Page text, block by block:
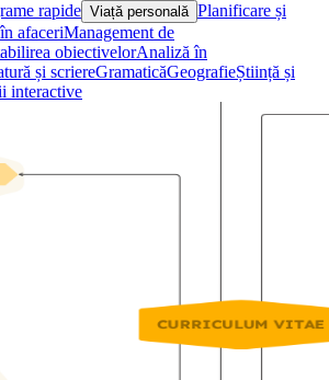
rapide Viață personală Planificare și
afaceriManagement de
obiectivelorAnaliză în
și scriereGramaticăGeografieȘtiință și
interactive